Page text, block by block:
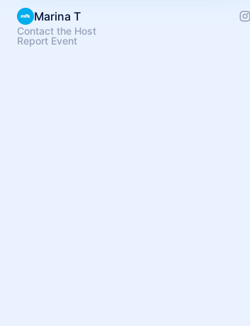
Marina T
Contact the Host
Report Event